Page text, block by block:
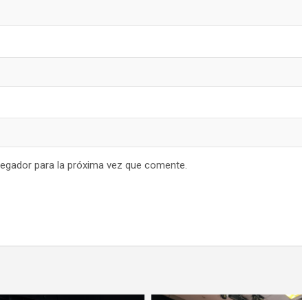
para la próxima vez que comente.